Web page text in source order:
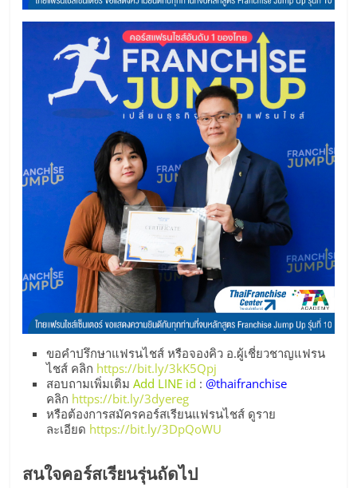
ขอคำปรึกษาแฟรนไชส์ หรือจองคิว อ.ผู้เชี่ยวชาญแฟรน
ไชส์ คลิก https://bit.ly/3kK5Qpj
สอบถามเพิ่มเติมAdd LINE id :@thaifranchise
คลิก https://bit.ly/3dyereg
หรือต้องการสมัครคอร์สเรียนแฟรนไชส์ ดูราย
ละเอียด https://bit.ly/3DpQoWU
สนใจคอร์สเรียนรุ่นถัดไป